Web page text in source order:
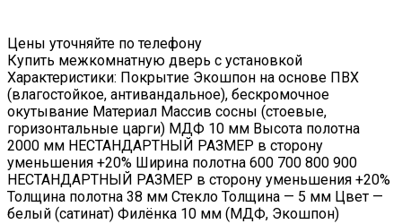
Цены уточняйте по телефону
Купить межкомнатную дверь с установкой
Характеристики: Покрытие Экошпон на основе ПВХ
(влагостойкое, антивандальное), бескромочное
окутывание Материал Массив сосны (стоевые,
горизонтальные царги) МДФ 10 мм Высота полотна
2000 мм НЕСТАНДАРТНЫЙ РАЗМЕР в сторону
уменьшения +20% Ширина полотна 600 700 800 900
НЕСТАНДАРТНЫЙ РАЗМЕР в сторону уменьшения +20%
Толщина полотна 38 мм Стекло Толщина — 5 мм Цвет —
белый (сатинат) Филёнка 10 мм (МДФ, Экошпон)